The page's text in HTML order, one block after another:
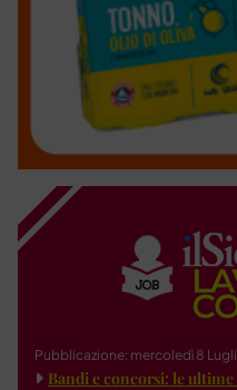
Pubblicazione: mercoledì 8
Bandi e concorsi: le